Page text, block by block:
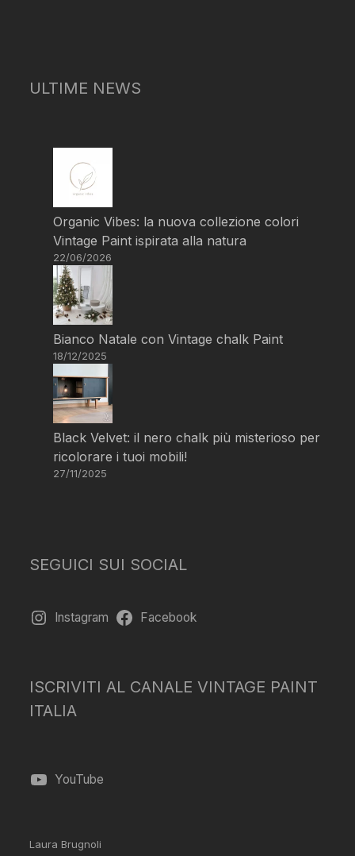
ULTIME NEWS
Organic Vibes: la nuova collezione colori
Vintage Paint ispirata alla natura
22/06/2026
Bianco Natale con Vintage chalk Paint
18/12/2025
Black Velvet: il nero chalk più misterioso per
ricolorare i tuoi mobili!
27/11/2025
SEGUICI SUI SOCIAL
Instagram Facebook
ISCRIVITI AL CANALE VINTAGE PAINT
ITALIA
YouTube
Laura Brugnoli